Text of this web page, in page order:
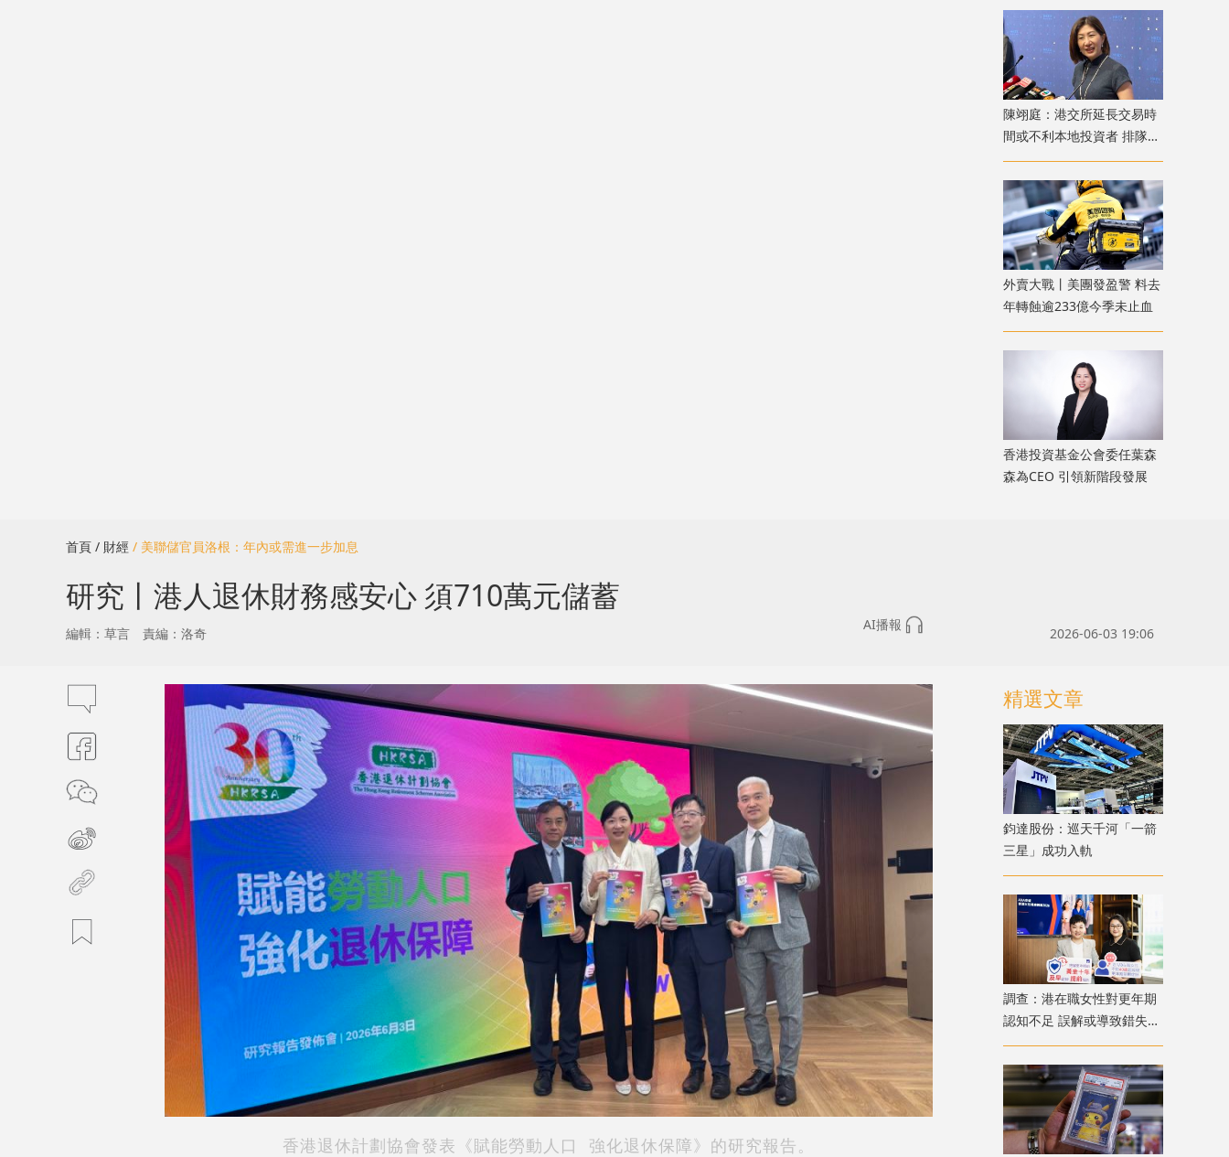
陳翊庭：港交所延長交易時
間或不利本地投資者 排隊上
市公司數量創新高
外賣大戰丨美團發盈警 料去
年轉蝕逾233億今季未止血
香港投資基金公會委任葉森
森為CEO 引領新階段發展
首頁 / 財經 / 美聯儲官員洛根：年內或需進一步加息
研究丨港人退休財務感安心 須710萬元儲蓄
AI播報
編輯：草言 責編：洛奇 2026-06-03 19:06
香港退休計劃協會發表《賦能勞動人口 強化退休保障》的研究報告。
精選文章
鈞達股份：巡天千河「一箭
三星」成功入軌
調查：港在職女性對更年期
認知不足 誤解或導致錯失
「黃金預防期」